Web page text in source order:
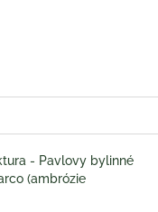
- Pavlovy bylinné
(ambrózie